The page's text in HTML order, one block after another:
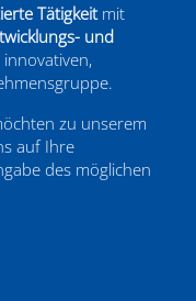
Tätigkeitmit
und
zu unserem
auf Ihre
des möglichen